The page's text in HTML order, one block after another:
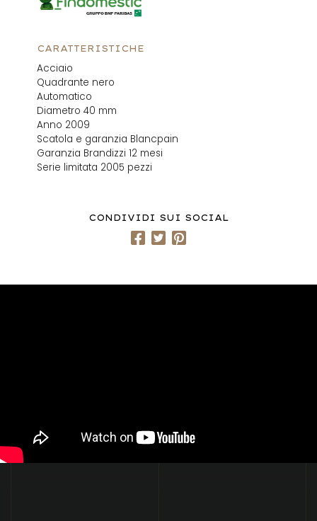
CARATTERISTICHE
Acciaio
Quadrante nero
Automatico
Diametro 40 mm
Anno 2009
Scatola e garanzia Blancpain
Garanzia Brandizzi 12 mesi
Serie limitata 2005 pezzi
CONDIVIDI SUI SOCIAL